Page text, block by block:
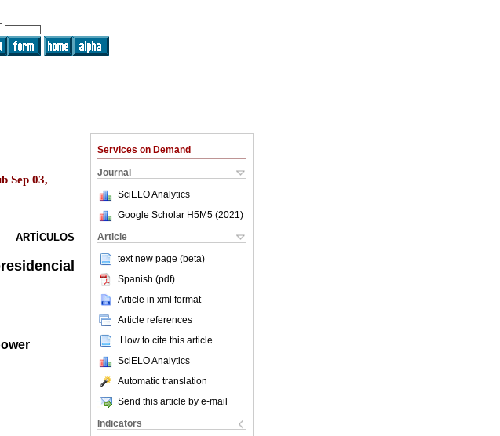
Services on Demand
Journal
SciELO Analytics
Google Scholar H5M5 (2021 )
Article
text new page (beta)
Spanish (pdf)
Article in xml format
Article references
How to cite this article
SciELO Analytics
Automatic translation
Send this article by e-mail
Indicators
Sep 03,
ARTÍCULOS